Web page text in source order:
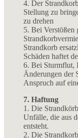
4. Der
Stellung zu
zu drehen
5. Bei Verstößen
Strandkorb
Schäden haftet
6. Bei Sturmflut,
Änderungen der
Anspruch auf
7. Haftung
1. Die
Unfälle, die aus
entsteht.
2. Die